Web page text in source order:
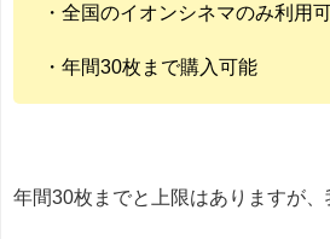
・全国のイオンシネマのみ利用
・年間30枚まで購入可能
年間30枚までと上限はありますが、